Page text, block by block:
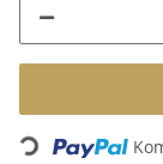
Loading...